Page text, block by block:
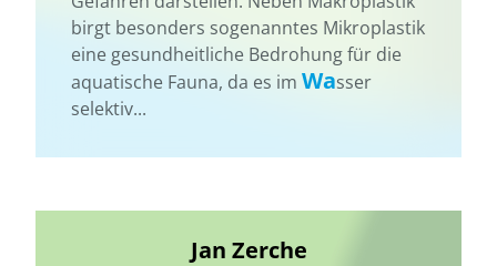
birgt besonders sogenanntes Mikroplastik
eine gesundheitliche Bedrohung für die
aquatische Fauna, da es im Wasser
selektiv...
Jan Zerche